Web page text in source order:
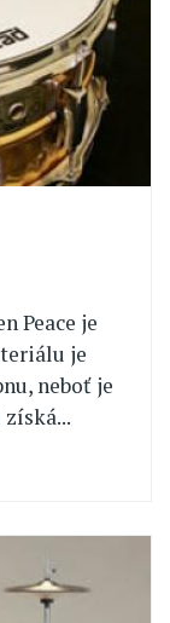
Peace je
je
neboť je